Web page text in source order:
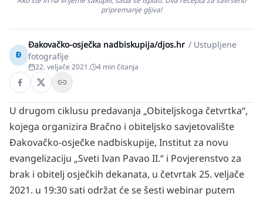
pripremanje gljiva!
Đ
Đakovačko-osječka nadbiskupija/djos.hr / Ustupljene
fotografije
22. veljače 2021. 4 min čitanja
U drugom ciklusu predavanja „Obiteljskoga četvrtka“,
kojega organizira Bračno i obiteljsko savjetovalište
Đakovačko-osječke nadbiskupije, Institut za novu
evangelizaciju „Sveti Ivan Pavao II.“ i Povjerenstvo za
brak i obitelj osječkih dekanata, u četvrtak 25. veljače
2021. u 19:30 sati održat će se šesti webinar putem